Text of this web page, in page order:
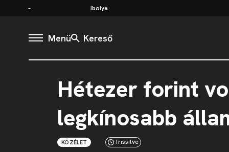
Ibolya
Menü Kereső
Hétezer forint
legkínosabb
KÖZÉLET frissítve